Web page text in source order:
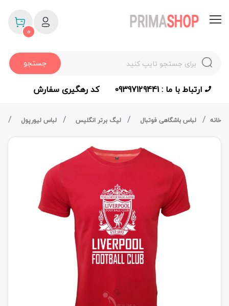
جستجو
0
ارتباط با ما : 09397129441 کد رهگیری سفارش
خانه لباس باشگاهی فوتبال لیگ برتر انگلیس لباس لیورپول